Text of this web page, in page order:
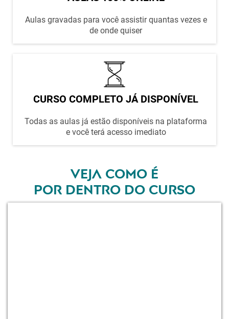
Aulas gravadas para você assistir quantas vezes e
de onde quiser
CURSO COMPLETO JÁ DISPONÍVEL
Todas as aulas já estão disponíveis na plataforma
e você terá acesso imediato
VEJA COMO É
POR DENTRO DO CURSO